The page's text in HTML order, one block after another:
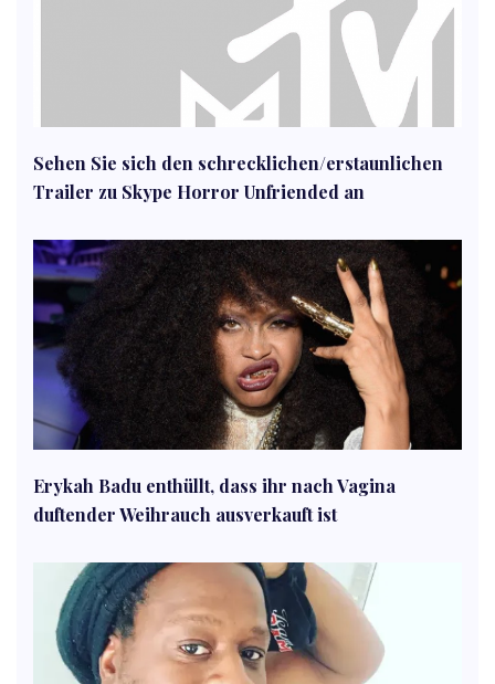
Sehen Sie sich den schrecklichen/erstaunlichen
Trailer zu Skype Horror Unfriended an
Erykah Badu enthüllt, dass ihr nach Vagina
duftender Weihrauch ausverkauft ist